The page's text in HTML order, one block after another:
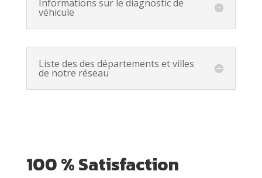
Informations sur le diagnostic de
véhicule
Liste des des départements et villes
de notre réseau
100 % Satisfaction